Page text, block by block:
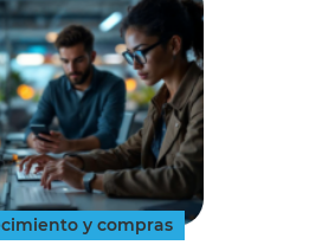
y compras